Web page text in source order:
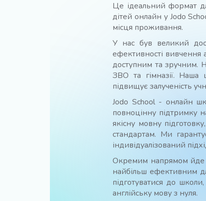
Це ідеальний формат
дітей онлайн у Jodo
місця проживання.
У нас був великий
ефективності
доступним та зручним.
ЗВО та гімназії. Наша
підвищує залученість
Jodo School - онлайн
повноцінну підтримку
якісну мовну
стандартам. Ми
індивідуалізований
Окремим напрямом йде
найбільш ефективним
підготуватися до
англійську мову з нуля.